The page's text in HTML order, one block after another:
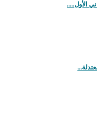
الأول.....